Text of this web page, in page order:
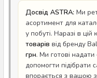
Досвід ASTRA: Ми
асортимент для
у побуті. Наразі в цій
товарів від бренду
грн. Ми готові
допомогти підібрати
впорається з вашою